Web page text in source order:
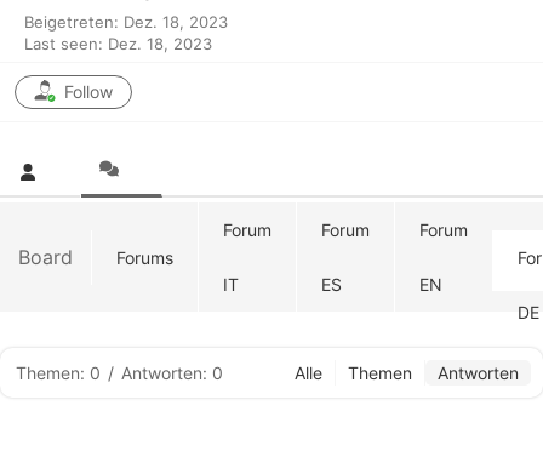
Beigetreten: Dez. 18, 2023
Last seen: Dez. 18, 2023
Follow
Board Forums
Forum
IT
Forum
ES
Forum
EN
DE
Themen: 0 / Antworten: 0 Alle Themen Antworten